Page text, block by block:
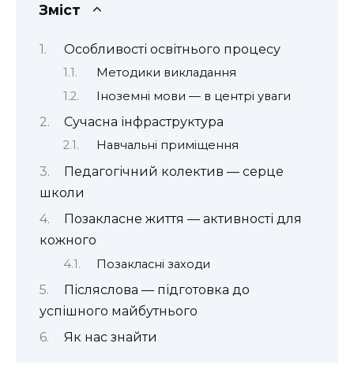
Зміст
Особливості освітнього процесу
Методики викладання
Іноземні мови — в центрі уваги
Сучасна інфраструктура
Навчальні приміщення
Педагогічний колектив — серце
школи
Позакласне життя — активності для
кожного
Позакласні заходи
Післяслова — підготовка до
успішного майбутнього
Як нас знайти